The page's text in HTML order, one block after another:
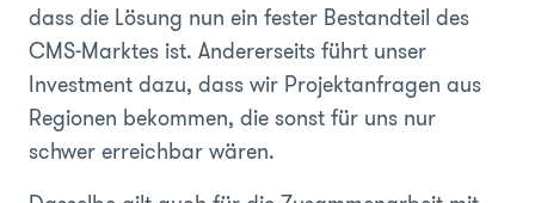
dass die Lösung nun ein fester Bestandteil des
CMS-Marktes ist. Andererseits führt unser
Investment dazu, dass wir Projektanfragen aus
Regionen bekommen, die sonst für uns nur
schwer erreichbar wären.